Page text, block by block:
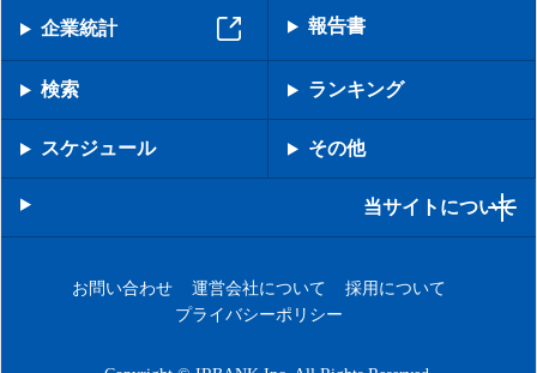
企業統計 報告書
検索 ランキング
スケジュール その他
当サイトについて
お問い合わせ 運営会社について
採用について
プライバシーポリシー